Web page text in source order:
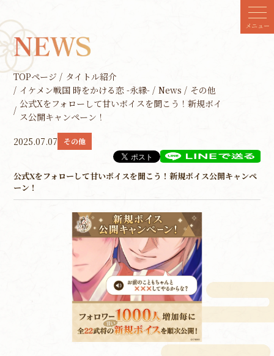
メニュー
TOPページ
タイトル紹介
イケメン戦国 時をかける恋 -永縁-
News
その他
公式Xをフォローして甘いボイスを聞こう！新規ボイ
ス公開キャンペーン！
2025.07.07
その他
公式Xをフォローして甘いボイスを聞こう！新規ボイス公開キャンペ
ーン！